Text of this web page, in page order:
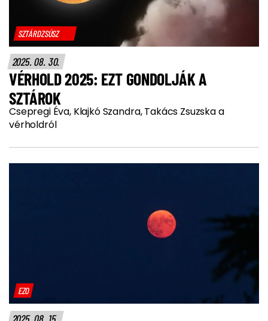
SZTÁRDZSÚSZ
2025. 08. 30.
VÉRHOLD 2025: EZT GONDOLJÁK A
SZTÁROK
Csepregi Éva, Klajkó Szandra, Takács Zsuzska a
vérholdról
EZO